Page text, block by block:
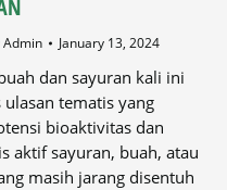
Admin January 13, 2024
dan sayuran kali ini
tematis yang
bioaktivitas dan
aktif sayuran, buah, atau
masih jarang disentuh